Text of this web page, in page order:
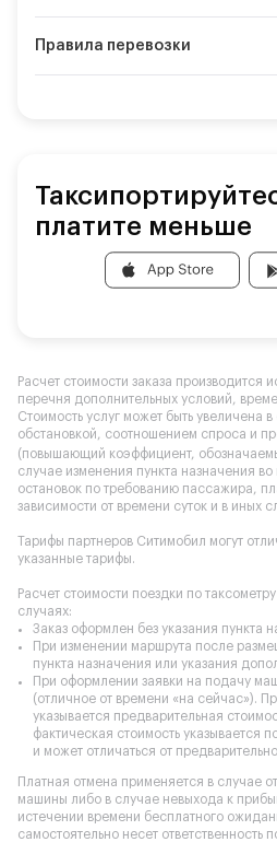
Правила перевозки
платите меньше
Расчет стоимости заказа производится
перечня дополнительных условий,
Стоимость услуг может быть увеличена
обстановкой, соотношением спроса и
(повышающий коэффициент,
случае изменения пункта назначения во
остановок по требованию пассажира,
зависимости от времени суток и в иных
Тарифы партнеров Ситимобил могут
указанные тарифы.
Расчет стоимости поездки по
случаях:
Заказ оформлен без указания пункта
При изменении маршрута после
пункта назначения или указания
При оформлении заявки на подачу
(отличное от времени «на сейчас»).
указывается предварительная
фактическая стоимость указывается
и может отличаться от
Платная отмена применяется в случае
машины либо в случае невыхода к
истечении времени бесплатного
самостоятельно несет ответственность